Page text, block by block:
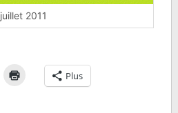
juillet 2011
Plus